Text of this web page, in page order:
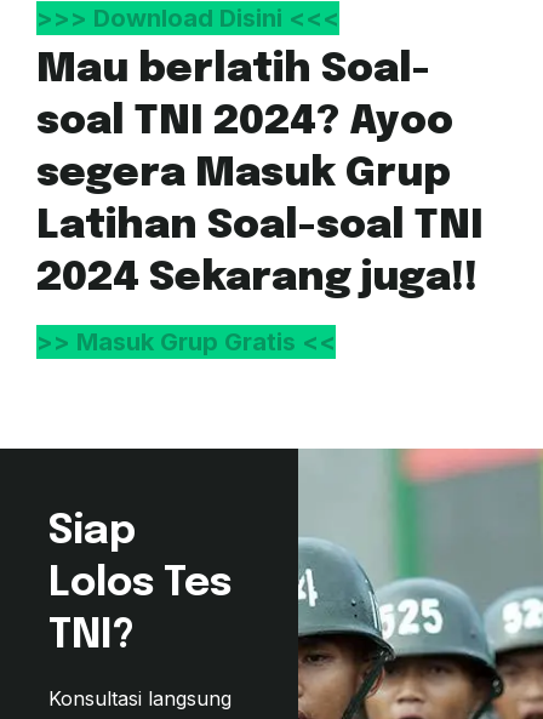
>>> Download Disini <<<
Mau berlatih Soal-
soal TNI 2024? Ayoo
segera Masuk Grup
Latihan Soal-soal TNI
2024 Sekarang juga!!
>> Masuk Grup Gratis <<
Siap
Lolos Tes
TNI?
Konsultasi langsung